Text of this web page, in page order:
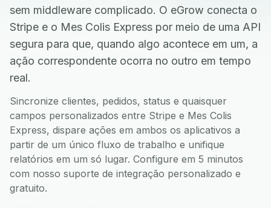
sem middleware complicado. O eGrow conecta o
Stripe e o Mes Colis Express por meio de uma API
segura para que, quando algo acontece em um, a
ação correspondente ocorra no outro em tempo
real.
Sincronize clientes, pedidos, status e quaisquer
campos personalizados entre Stripe e Mes Colis
Express, dispare ações em ambos os aplicativos a
partir de um único fluxo de trabalho e unifique
relatórios em um só lugar. Configure em 5 minutos
com nosso suporte de integração personalizado e
gratuito.